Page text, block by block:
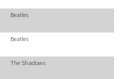
Beatles
Beatles
The Shadows